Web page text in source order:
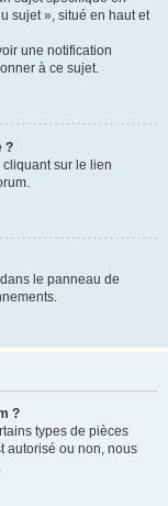
sujet », situé en haut et
une notification
à ce sujet.
?
sur le lien
le panneau de
?
types de pièces
autorisé ou non, nous